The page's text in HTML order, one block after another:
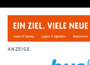
ANZEIGE